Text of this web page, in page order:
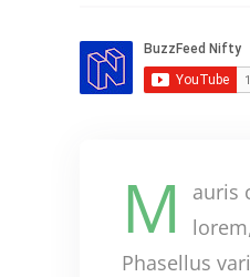
M
auris
Phasellus